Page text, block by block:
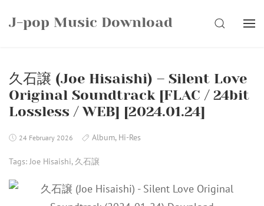
J-pop Music Download SEARCH
久石譲 (Joe Hisaishi) – Silent Love
Original Soundtrack [FLAC / 24bit
Lossless / WEB] [2024.01.24]
24 February 2026 Album, Hi-Res
Tags:Joe Hisaishi, 久石譲